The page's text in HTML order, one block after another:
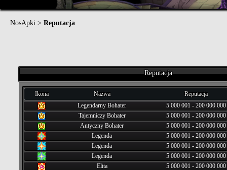
NosApki > Reputacja
Reputacja
Ikona Nazwa
Reputacja
Legendarny Bohater
5 000 001 - 200 000 000
Tajemniczy Bohater
5 000 001 - 200 000 000
Antyczny Bohater
5 000 001 - 200 000 000
Legenda
5 000 001 - 200 000 000
Legenda
5 000 001 - 200 000 000
Legenda
5 000 001 - 200 000 000
Elita
5 000 001 - 200 000 000